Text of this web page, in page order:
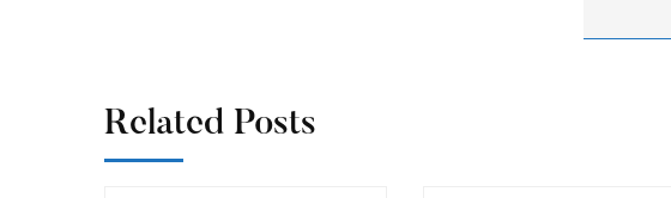
Related Posts